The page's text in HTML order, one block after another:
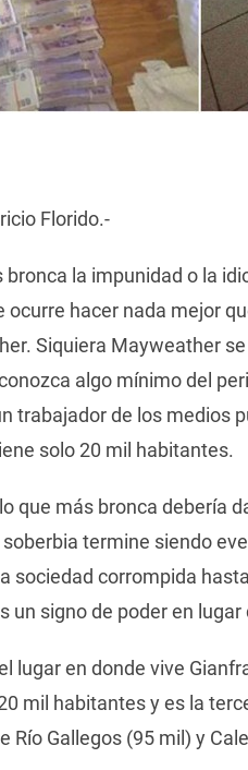
Florido.-
bronca la impunidad o la
ocurre hacer nada mejor
Siquiera Mayweather
algo mínimo del
trabajador de los medios
solo 20 mil habitantes.
que más bronca debería
termine siendo
sociedad corrompida
un signo de poder en
lugar en donde vive
mil habitantes y es la
Río Gallegos (95 mil) y